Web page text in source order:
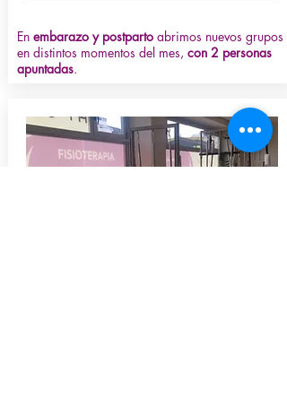
En embarazo y postpartoabrimos nuevos grupos
en distintos momentos del mes, con 2 personas
apuntadas.